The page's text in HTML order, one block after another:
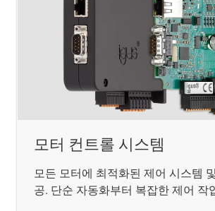
모터 컨트롤 시스템
모든 모터에 최적화된 제어 시스템
공. 단순 자동화부터 복잡한 제어 작